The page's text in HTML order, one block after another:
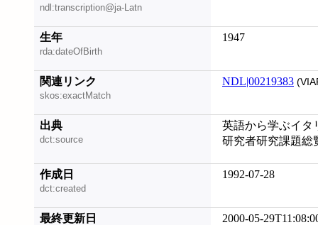
ndl:transcription@ja-Latn
生年
rda:dateOfBirth
1947
関連リンク
skos:exactMatch
NDL|00219383
出典
dct:source
英語から学ぶイタ
研究者研究課題総
作成日
dct:created
1992-07-28
最終更新日 2000-05-